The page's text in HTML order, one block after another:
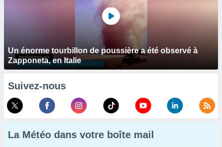
Un énorme tourbillon de poussière a été observé à
Zapponeta, en Italie
Suivez-nous
La Météo dans votre boîte mail